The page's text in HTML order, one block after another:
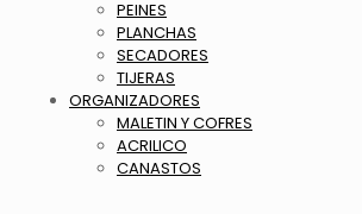
PEINES
PLANCHAS
SECADORES
TIJERAS
ORGANIZADORES
MALETIN Y COFRES
ACRILICO
CANASTOS